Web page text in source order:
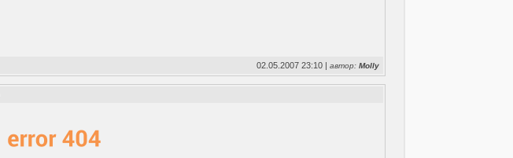
02.05.2007 23:10 |автор:Molly